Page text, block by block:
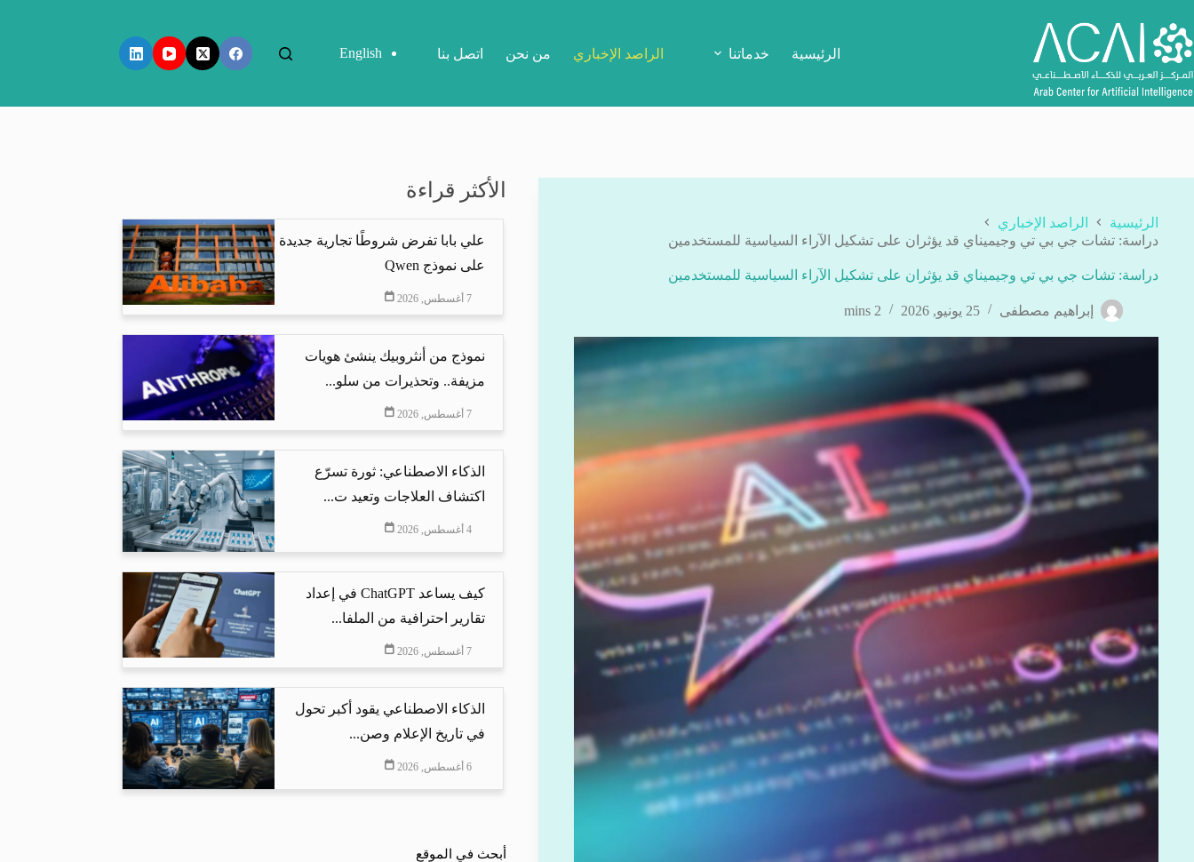
إلى
المحتوى
الرئيسية خدماتنا الراصد الإخباري من نحن اتصل بنا English
الرئيسية
الراصد الإخباري
دراسة: تشات جي بي تي وجيميناي قد يؤثران على تشكيل الآراء السياسية للمستخدمين
دراسة: تشات جي بي تي وجيميناي قد يؤثران على تشكيل الآراء السياسية للمستخدمين
إبراهيم مصطفى 25 يونيو, 2026 2 mins
الأكثر قراءة
علي بابا تفرض شروطًا تجارية جديدة
على نموذج Qwen
7 أغسطس, 2026
نموذج من أنثروبيك ينشئ هويات
مزيفة.. وتحذيرات من سلو...
7 أغسطس, 2026
الذكاء الاصطناعي: ثورة تسرّع
اكتشاف العلاجات وتعيد ت...
4 أغسطس, 2026
كيف يساعد ChatGPT في إعداد
تقارير احترافية من الملفا...
7 أغسطس, 2026
الذكاء الاصطناعي يقود أكبر تحول
في تاريخ الإعلام وصن...
6 أغسطس, 2026
أبحث في الموقع